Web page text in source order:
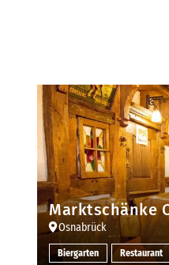
Marktschänke
Osnabrück
Biergarten Restaurant